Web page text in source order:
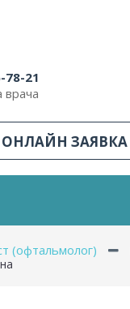
78-21
ОНЛАЙН ЗАЯВКА
(офтальмолог)